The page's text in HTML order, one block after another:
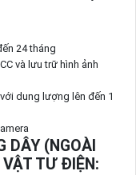
24 tháng
và lưu trữ hình ảnh
dung lượng lên đến 1
DÂY (NGOÀI
VẬT TƯ ĐIỆN: